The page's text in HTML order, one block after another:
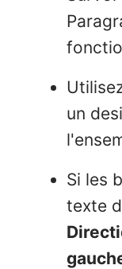
un
Si les
texte